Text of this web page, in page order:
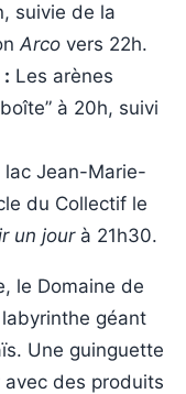
suivie de la
Arco vers 22h.
Les arènes
à 20h, suivi
lac Jean-Marie-
du Collectif le
un jourà 21h30.
le Domaine de
géant
Une guinguette
des produits